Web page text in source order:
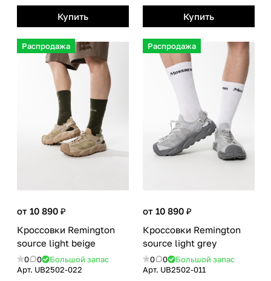
Купить Купить
Распродажа
от 10 890 ₽
Кроссовки Remington
source light beige
0 0
Большой запас
Арт. UB2502-022
Распродажа
от 10 890 ₽
Кроссовки Remington
source light grey
0 0
Большой запас
Арт. UB2502-011